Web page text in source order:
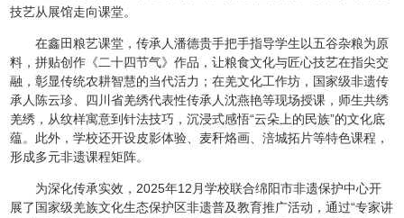
技艺从展馆走向课堂。
在鑫田粮艺课堂，传承人潘德贵手把手指导学生以五谷杂粮为原
料，拼贴创作《二十四节气》作品，让粮食文化与匠心技艺在指尖交
融，彰显传统农耕智慧的当代活力；在羌文化工作坊，国家级非遗传
承人陈云珍、四川省羌绣代表性传承人沈燕艳等现场授课，师生共绣
羌绣，从纹样寓意到针法技巧，沉浸式感悟“云朵上的民族”的文化底
蕴。此外，学校还开设皮影体验、麦秆烙画、涪城拓片等特色课程，
形成多元非遗课程矩阵。
为深化传承实效，2025年12月学校联合绵阳市非遗保护中心开
展了国家级羌族文化生态保护区非遗普及教育推广活动，通过“专家讲